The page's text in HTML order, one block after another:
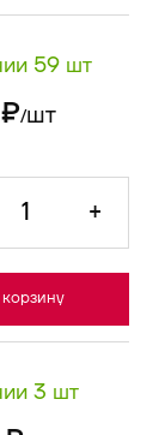
59 шт
/шт
+
3 шт